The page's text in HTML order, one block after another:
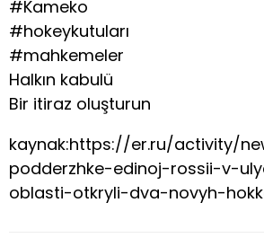
#Kameko
#hokeykutuları
#mahkemeler
Halkın kabulü
Bir itiraz oluşturun
kaynak:https://er.ru/activity/
podderzhke-edinoj-rossii-v-
oblasti-otkryli-dva-novyh-